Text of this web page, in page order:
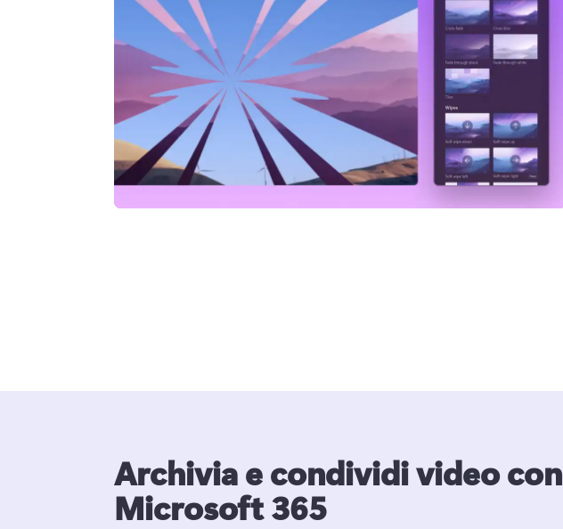
Archivia e condividi video con
Microsoft 365